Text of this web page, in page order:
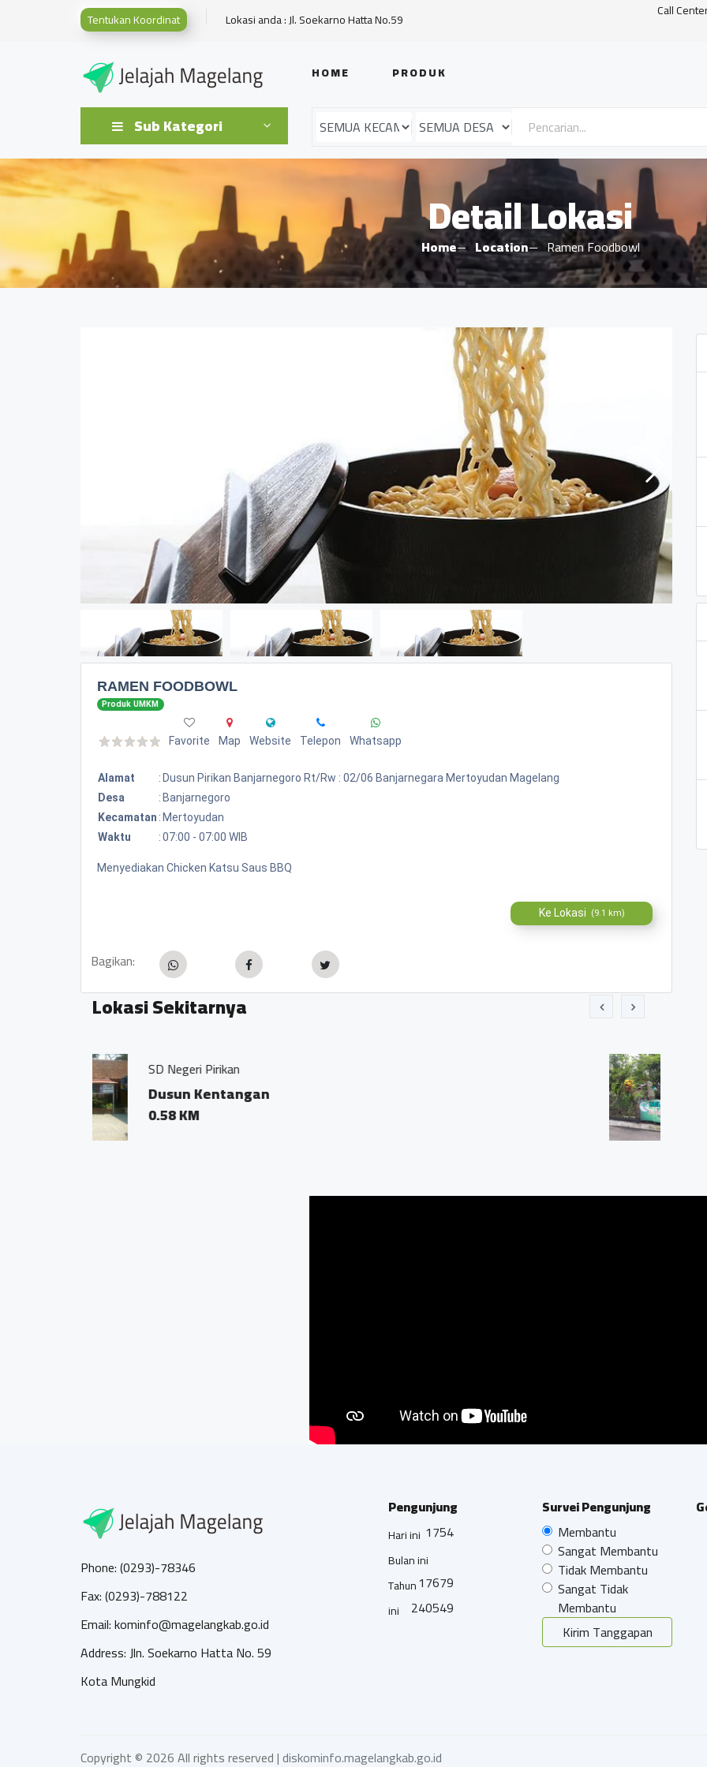
Tentukan Koordinat Lokasi anda : Jl. Soekarno Hatta No.59 Call
HOME PRODUK
Sub Kategori
Detail Lokasi
Home Location Ramen Foodbowl
RAMEN FOODBOWL
Produk UMKM
Favorite Map Website Telepon Whatsapp
Alamat : Dusun Pirikan Banjarnegoro Rt/rw : 02/06 Banjarnegara Mertoyudan Magelang
Desa
: Banjarnegoro
Kecamatan : Mertoyudan
Waktu
:07:00 - 07:00 WIB
Menyediakan Chicken Katsu Saus BBQ
Ke Lokasi (9.1 km)
Bagikan:
Lokasi Sekitarnya
Phone: (0293)-78346
Fax: (0293)-788122
Email: kominfo@magelangkab.go.id
Address: Jln. Soekarno Hatta No. 59
Kota Mungkid
Pengunjung
Hari ini 1754
Bulan ini
17679
Tahun
ini
240549
Survei Pengunjung
Membantu
Sangat Membantu
Tidak Membantu
Sangat Tidak
Membantu
Kirim Tanggapan
Copyright © 2026 All rights reserved |diskominfo.magelangkab.go.id